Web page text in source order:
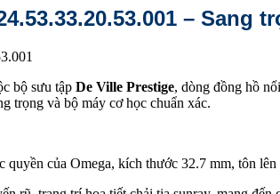
– Sang
bộ sưu tập De Ville Prestige, dòng đồng hồ
trọng và bộ máy cơ học chuẩn xác.
quyền của Omega, kích thước 32.7 mm, tôn